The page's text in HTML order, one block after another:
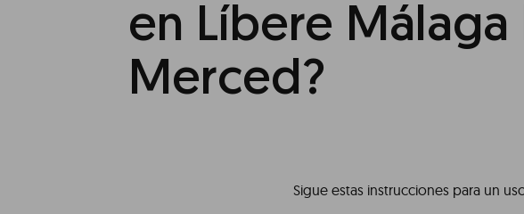
en Líbere Málaga
Merced?
Sigue estas instrucciones para un